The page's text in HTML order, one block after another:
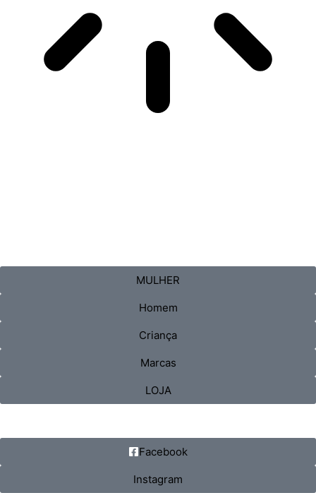
MULHER
Homem
Criança
Marcas
LOJA
Facebook
Instagram